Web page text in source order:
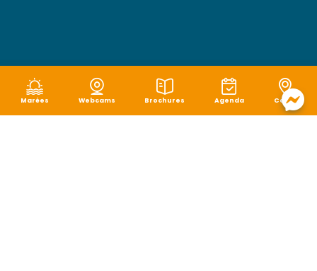
Marées Webcams Brochures Agenda Carte